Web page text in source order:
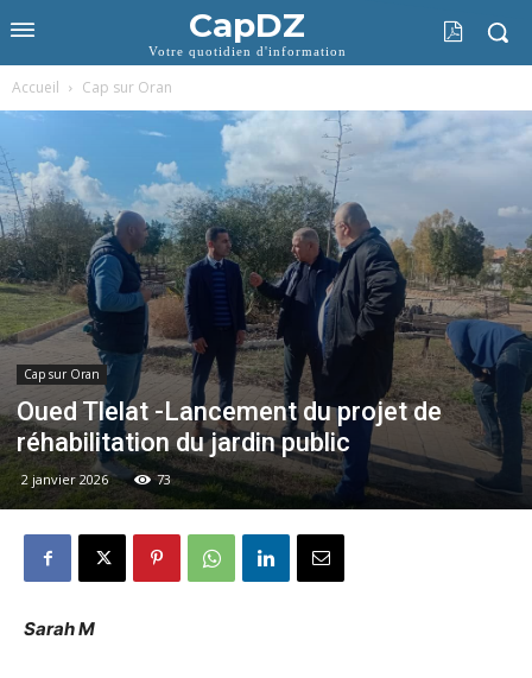
CapDZ
Votre quotidien d'information
Accueil Cap sur Oran
Cap sur Oran
Oued Tlelat -Lancement du projet de
réhabilitation du jardin public
2 janvier 2026 73
Sarah M